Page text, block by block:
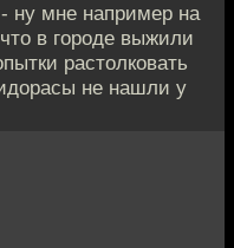
ну мне например на
в городе выжили
растолковать
не нашли у